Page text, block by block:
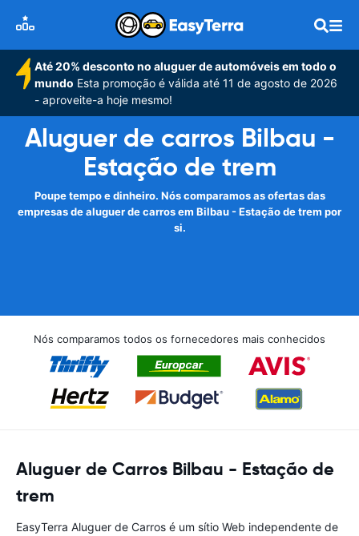
Até 20% desconto no aluguer de automóveis em todo o
mundo Esta promoção é válida até 11 de agosto de 2026
- aproveite-a hoje mesmo!
Aluguer de carros Bilbau -
Estação de trem
Poupe tempo e dinheiro. Nós comparamos as ofertas das
empresas de aluguer de carros em Bilbau - Estação de trem por
si.
Nós comparamos todos os fornecedores mais conhecidos
Aluguer de Carros Bilbau - Estação de
trem
EasyTerra Aluguer de Carros é um sítio Web independente de